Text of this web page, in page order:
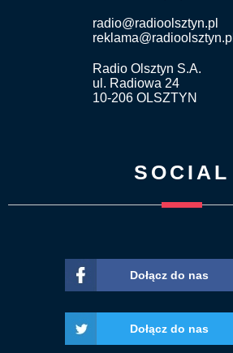
radio@radioolsztyn.pl
reklama@radioolsztyn.pl
Radio Olsztyn S.A.
ul. Radiowa 24
10-206 OLSZTYN
SOCIAL
Dołącz do nas
Dołącz do nas